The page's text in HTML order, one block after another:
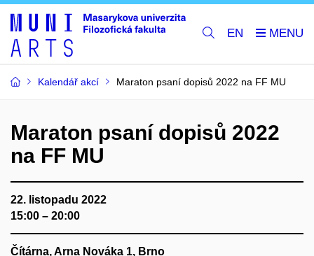
EN
Kalendář akcí Maraton psaní dopisů 2022 na FF MU
Maraton psaní dopisů 2022
na FF MU
22. listopadu 2022
15:00 – 20:00
Čítárna, Arna Nováka 1, Brno